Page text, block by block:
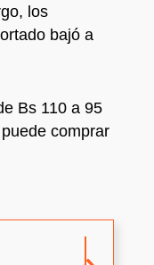
los
bajó a
Bs 110 a 95
comprar